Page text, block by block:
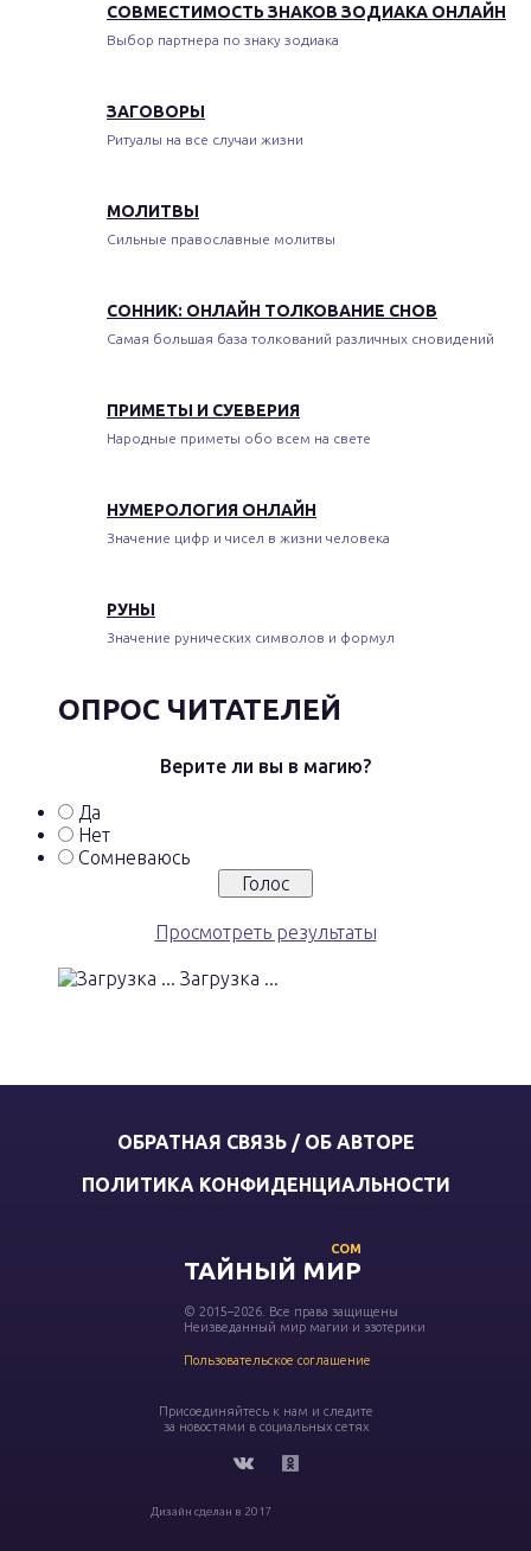
СОВМЕСТИМОСТЬ ЗНАКОВ ЗОДИАКА ОНЛАЙН
Выбор партнера по знаку зодиака
ЗАГОВОРЫ
Ритуалы на все случаи жизни
МОЛИТВЫ
Сильные православные молитвы
СОННИК: ОНЛАЙН ТОЛКОВАНИЕ СНОВ
Самая большая база толкований различных сновидений
ПРИМЕТЫ И СУЕВЕРИЯ
Народные приметы обо всем на свете
НУМЕРОЛОГИЯ ОНЛАЙН
Значение цифр и чисел в жизни человека
РУНЫ
Значение рунических символов и формул
ОПРОС ЧИТАТЕЛЕЙ
Верите ли вы в магию?
Да
Нет
Сомневаюсь
Просмотреть результаты
Загрузка ...
ОБРАТНАЯ СВЯЗЬ / ОБ АВТОРЕ
ПОЛИТИКА КОНФИДЕНЦИАЛЬНОСТИ
ТАЙНЫЙ МИР
COM
© 2015–2026. Все права защищены
Неизведанный мир магии и эзотерики
Пользовательское соглашение
Присоединяйтесь к нам и следите
за новостями в социальных сетях
Дизайн сделан в 2017